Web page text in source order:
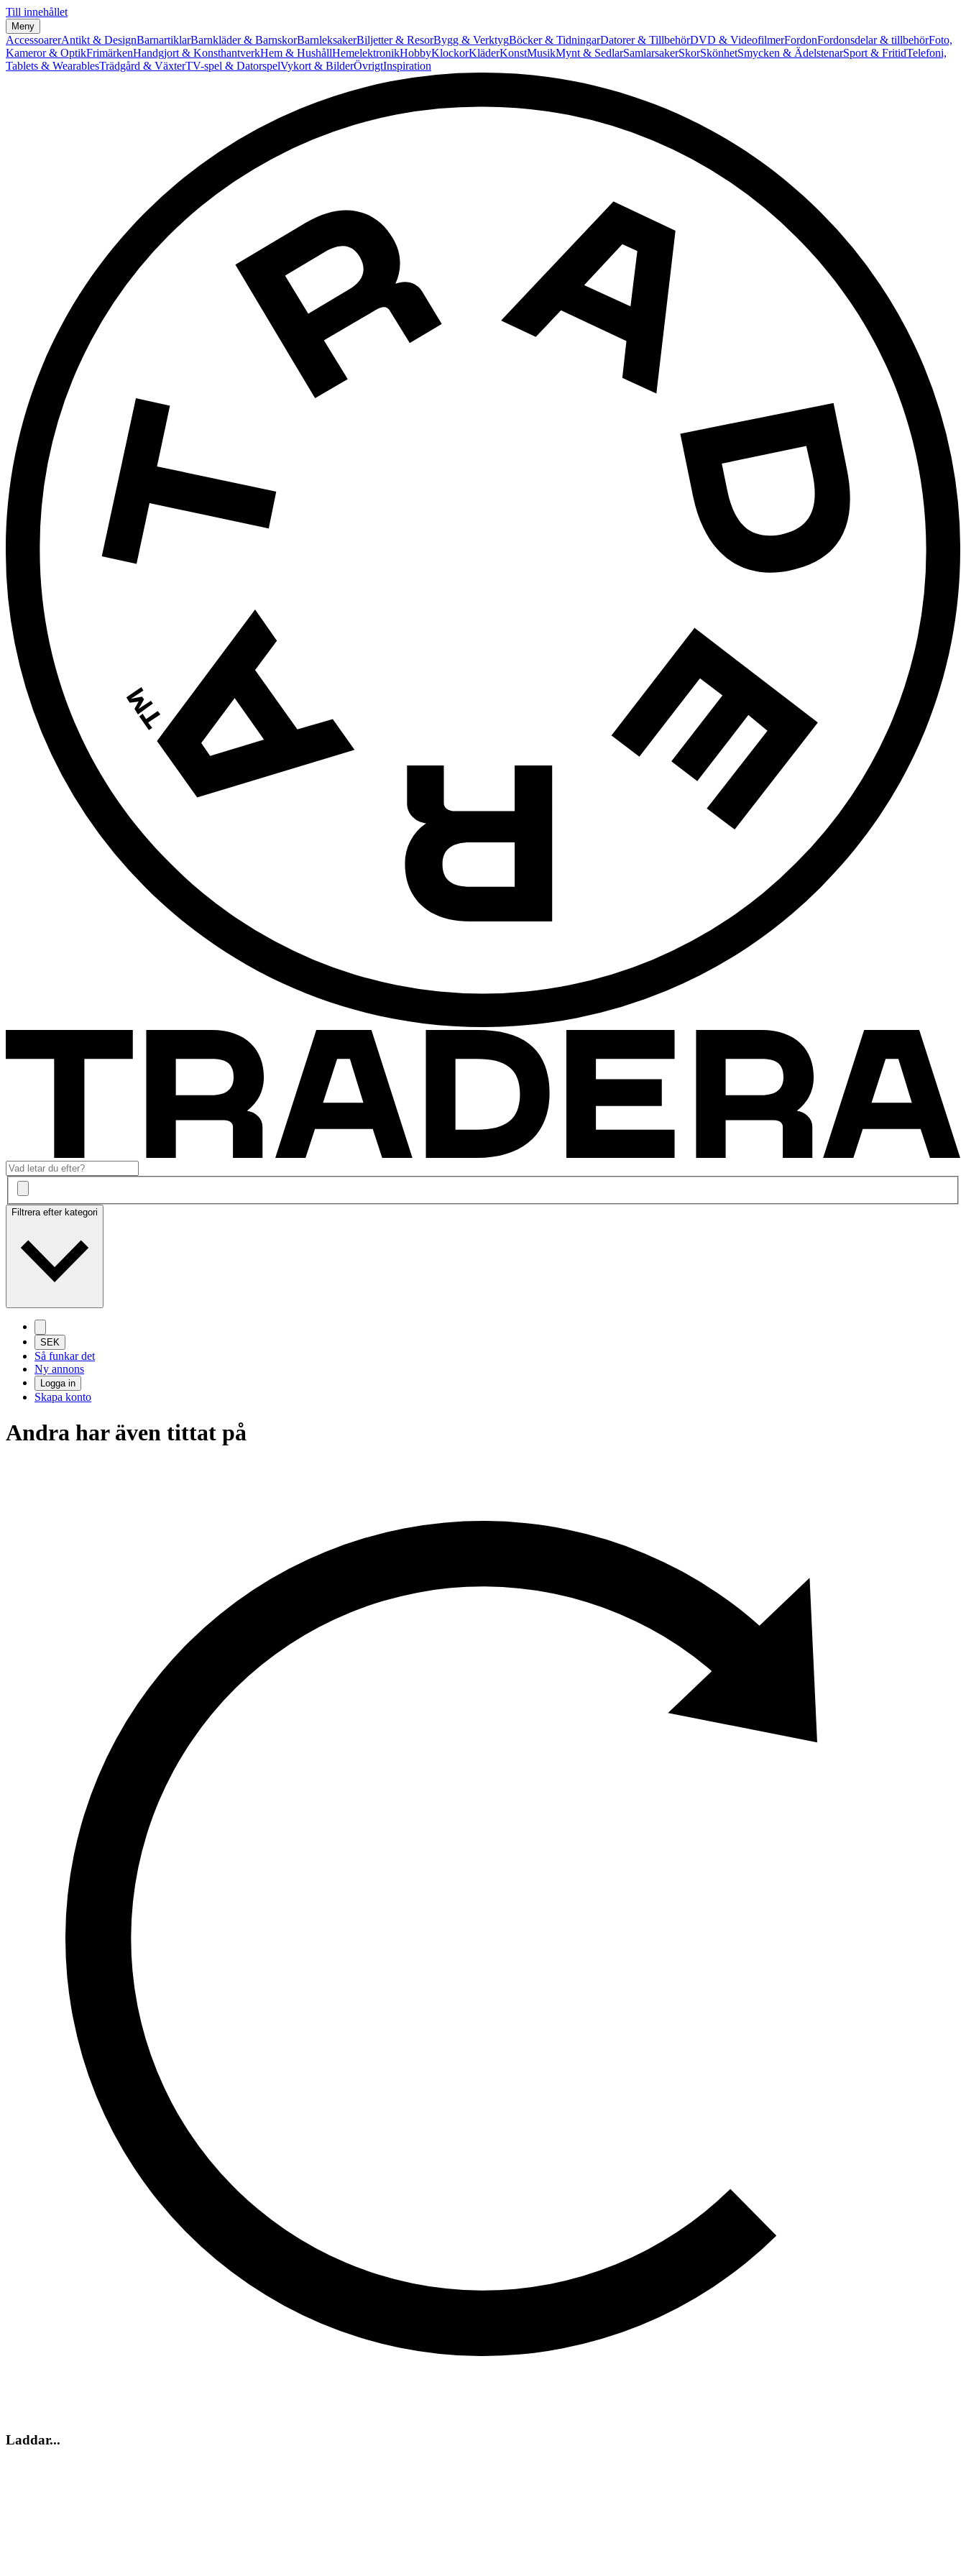
Till innehållet
Meny
AccessoarerAntikt & DesignBarnartiklarBarnkläder & BarnskorBarnleksakerBiljetter & ResorBygg & VerktygBöcker & TidningarDatorer & TillbehörDVD & VideofilmerFordonFordonsdelar & tillbehörFoto,
Kameror & OptikFrimärkenHandgjort & KonsthantverkHem & HushållHemelektronikHobbyKlockorKläderKonstMusikMynt & SedlarSamlarsakerSkorSkönhetSmycken & ÄdelstenarSport & FritidTelefoni,
Tablets & WearablesTrädgård & VäxterTV-spel & DatorspelVykort & BilderÖvrigtInspiration
Filtrera efter kategori
SEK
Så funkar det
Ny annons
Logga in
Skapa konto
Andra har även tittat på
Laddar...